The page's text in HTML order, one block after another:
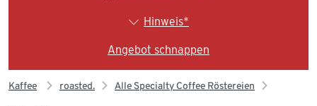
Hinweis*
Angebot schnappen
Kaffee roasted. Alle Specialty Coffee Röstereien